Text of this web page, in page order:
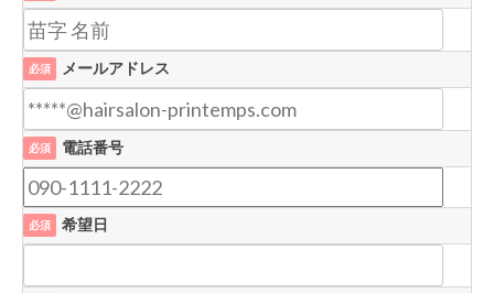
必須 メールアドレス
必須 電話番号
必須 希望日